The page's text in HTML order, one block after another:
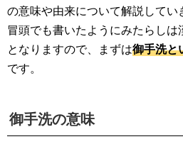
の意味や由来について解説してい
冒頭でも書いたようにみたらしは
となりますので、まずは御手洗と
です。
御手洗の意味